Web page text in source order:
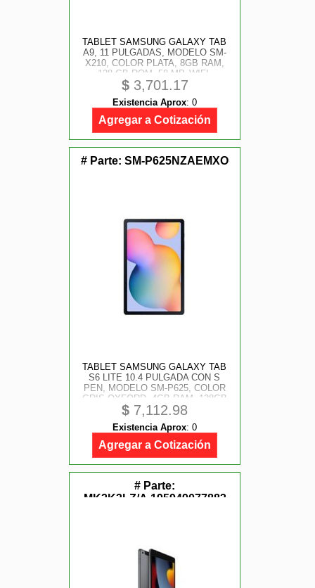
TABLET SAMSUNG GALAXY TAB
A9, 11 PULGADAS, MODELO SM-
X210, COLOR PLATA, 8GB RAM,
128 GB ROM, 58 MP, WIFI,
ANDROID, O/ C, VEL. 2.2GHZ
$3,701.17
Existencia Aprox: 0
Agregar a Cotización
# Parte: SM-P625NZAEMXO
TABLET SAMSUNG GALAXY TAB
S6 LITE 10.4 PULGADA CON S
PEN, MODELO SM-P625, COLOR
GRIS OXFORD, 4GB RAM, 128GB
ROM, 58 MP, WI-FILTE, ANDROID,
O/ C, VEL. 2.3GHZ, 1.7GHZ
$ 7,112.98
Existencia Aprox: 0
Agregar a Cotización
# Parte:
MK2K3LZ/A,195949077883